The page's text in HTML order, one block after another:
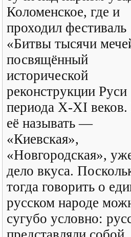
Коломенское, где и
проходил фестиваль
«Битвы тысячи
посвящённый
исторической
реконструкции Руси
периода X-XI
её называть —
«Киевская»,
«Новгородская»,
дело вкуса.
тогда говорить о
русском народе
сугубо условно: